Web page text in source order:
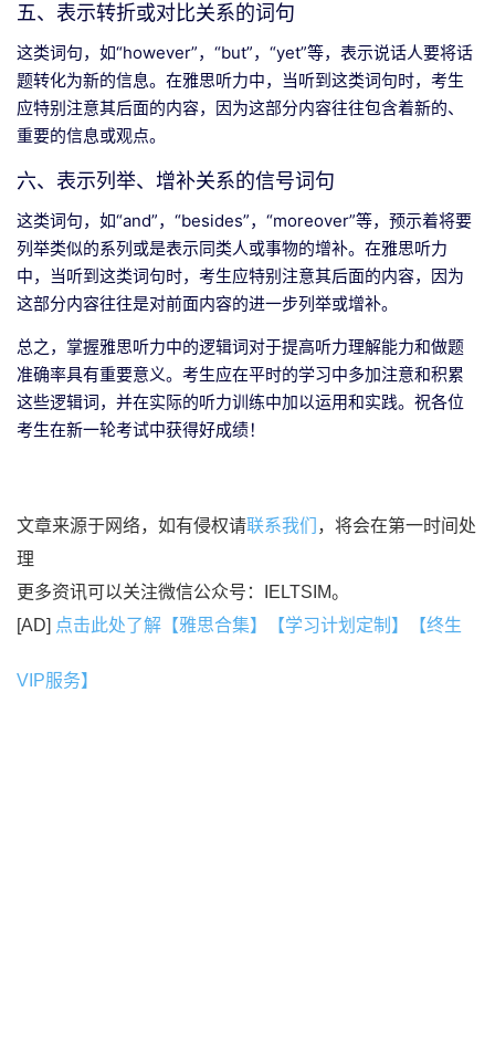
五、表示转折或对比关系的词句
这类词句，如“however”，“but”，“yet”等，表示说话人要将话
题转化为新的信息。在雅思听力中，当听到这类词句时，考生
应特别注意其后面的内容，因为这部分内容往往包含着新的、
重要的信息或观点。
六、表示列举、增补关系的信号词句
这类词句，如“and”，“besides”，“moreover”等，预示着将要
列举类似的系列或是表示同类人或事物的增补。在雅思听力
中，当听到这类词句时，考生应特别注意其后面的内容，因为
这部分内容往往是对前面内容的进一步列举或增补。
总之，掌握雅思听力中的逻辑词对于提高听力理解能力和做题
准确率具有重要意义。考生应在平时的学习中多加注意和积累
这些逻辑词，并在实际的听力训练中加以运用和实践。祝各位
考生在新一轮考试中获得好成绩！
文章来源于网络，如有侵权请联系我们 ，将会在第一时间处
理
更多资讯可以关注微信公众号：IELTSIM。
[AD] 点击此处了解【雅思合集】【学习计划定制】【终生
VIP服务】